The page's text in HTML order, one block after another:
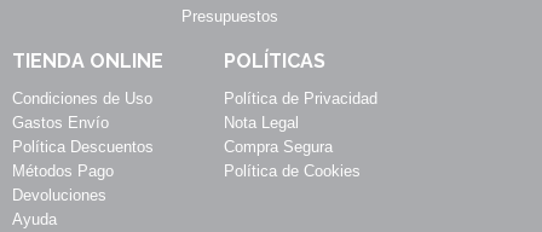
Presupuestos
TIENDA ONLINE
Condiciones de Uso
Gastos Envío
Política Descuentos
Métodos Pago
Devoluciones
Ayuda
POLÍTICAS
Política de Privacidad
Nota Legal
Compra Segura
Política de Cookies